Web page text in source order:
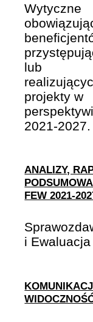
Wytyczne
lub
projekty w
2021-2027.
ANALIZY,
FEW 2021-
i Ewaluacja